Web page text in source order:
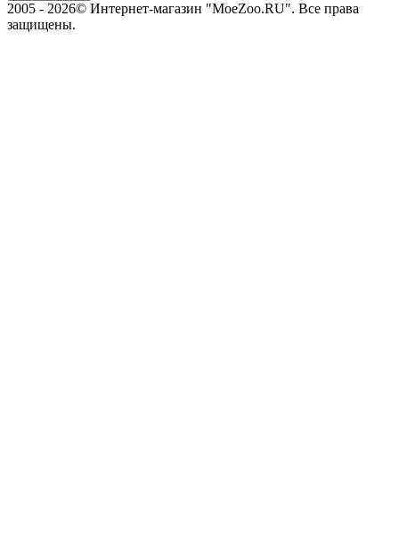
2005 - 2026© Интернет-магазин "MoeZoo.RU". Все права
защищены.